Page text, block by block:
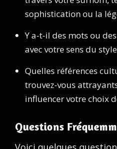
sophistication ou la
Y a-t-il des mots ou
avec votre sens du style
Quelles références
trouvez-vous
influencer votre choix
Questions